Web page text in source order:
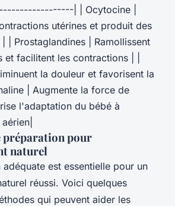
| | Ocytocine |
utérines et produit des
| Prostaglandines | Ramollissent
facilitent les contractions | |
la douleur et favorisent la
| Augmente la force de
l'adaptation du bébé à
préparation pour
naturel
est essentielle pour un
réussi. Voici quelques
qui peuvent aider les